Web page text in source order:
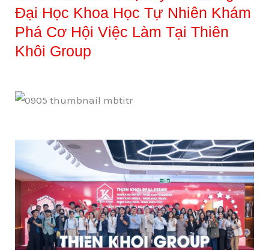
Đại Học Khoa Học Tự Nhiên Khám
Phá Cơ Hội Việc Làm Tại Thiên
Khôi Group